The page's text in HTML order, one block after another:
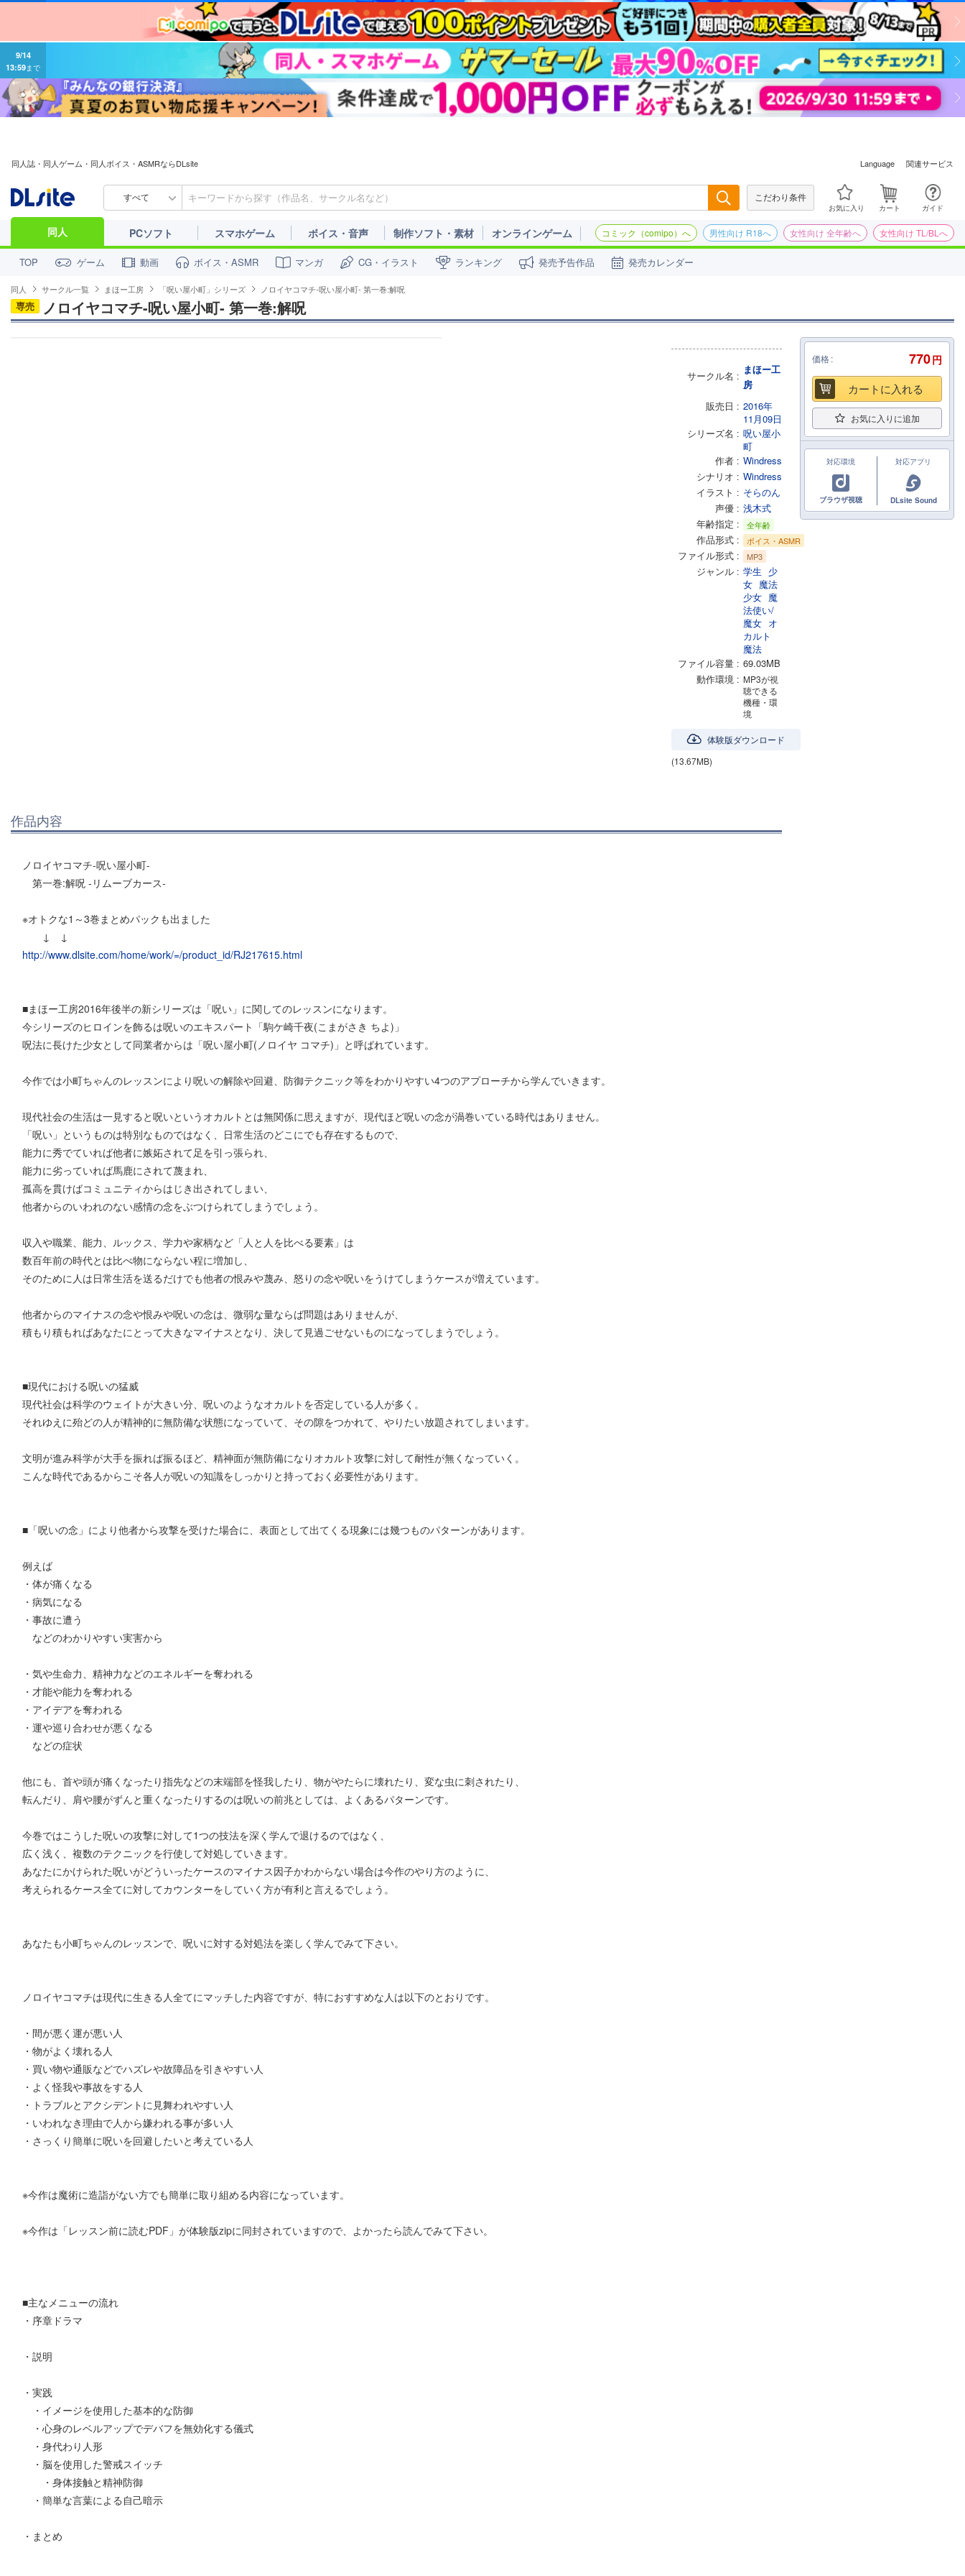
9/14
13:59 まで
同人誌・同人ゲーム・同人ボイス・ASMRならDLsite Language 関連サービス
すべて こだわり条件
お気に入り カート ガイド
同人 PCソフト スマホゲーム ボイス・音声 制作ソフト・素材 オンラインゲーム コミック（comipo）へ 男性向け R18へ 女性向け 全年齢へ 女性向け TL/BLへ
TOP ゲーム 動画 ボイス・ASMR マンガ CG・イラスト ランキング 発売予告作品 発売カレンダー
同人 サークル一覧 まほー工房 「呪い屋小町」シリーズ ノロイヤコマチ-呪い屋小町- 第一巻:解呪
専売 ノロイヤコマチ-呪い屋小町- 第一巻:解呪
サークル名
まほー工
房
販売日
2016年
11月09日
シリーズ名
呪い屋小
町
作者
Windress
シナリオ
Windress
イラスト
そらのん
声優
浅木式
年齢指定
全年齢
作品形式 ボイス・ASMR
ファイル形式 MP3
ジャンル 学生 少
女 魔法
少女 魔
法使い/
魔女 オ
カルト
魔法
ファイル容量
69.03MB
動作環境
MP3が視
聴できる
機種・環
境
体験版ダウンロード
(13.67MB)
作品内容
ノロイヤコマチ-呪い屋小町-
第一巻:解呪 -リムーブカース-
※オトクな1～3巻まとめパックも出ました
↓ ↓
http://www.dlsite.com/home/work/=/product_id/RJ217615.html
■まほー工房2016年後半の新シリーズは「呪い」に関してのレッスンになります。
今シリーズのヒロインを飾るは呪いのエキスパート「駒ケ崎千夜(こまがさき ちよ)」
呪法に長けた少女として同業者からは「呪い屋小町(ノロイヤ コマチ)」と呼ばれています。
今作では小町ちゃんのレッスンにより呪いの解除や回避、防御テクニック等をわかりやすい4つのアプローチから学んでいきます。
現代社会の生活は一見すると呪いというオカルトとは無関係に思えますが、現代ほど呪いの念が渦巻いている時代はありません。
「呪い」というものは特別なものではなく、日常生活のどこにでも存在するもので、
能力に秀でていれば他者に嫉妬されて足を引っ張られ、
能力に劣っていれば馬鹿にされて蔑まれ、
孤高を貫けばコミュニティからはじき出されてしまい、
他者からのいわれのない感情の念をぶつけられてしまうでしょう。
収入や職業、能力、ルックス、学力や家柄など「人と人を比べる要素」は
数百年前の時代とは比べ物にならない程に増加し、
そのために人は日常生活を送るだけでも他者の恨みや蔑み、怒りの念や呪いをうけてしまうケースが増えています。
他者からのマイナスの念や恨みや呪いの念は、微弱な量ならば問題はありませんが、
積もり積もればあなたにとって大きなマイナスとなり、決して見過ごせないものになってしまうでしょう。
■現代における呪いの猛威
現代社会は科学のウェイトが大きい分、呪いのようなオカルトを否定している人が多く。
それゆえに殆どの人が精神的に無防備な状態になっていて、その隙をつかれて、やりたい放題されてしまいます。
文明が進み科学が大手を振れば振るほど、精神面が無防備になりオカルト攻撃に対して耐性が無くなっていく。
こんな時代であるからこそ各人が呪いの知識をしっかりと持っておく必要性があります。
■「呪いの念」により他者から攻撃を受けた場合に、表面として出てくる現象には幾つものパターンがあります。
例えば
・体が痛くなる
・病気になる
・事故に遭う
などのわかりやすい実害から
・気や生命力、精神力などのエネルギーを奪われる
・才能や能力を奪われる
・アイデアを奪われる
・運や巡り合わせが悪くなる
などの症状
他にも、首や頭が痛くなったり指先などの末端部を怪我したり、物がやたらに壊れたり、変な虫に刺されたり、
転んだり、肩や腰がずんと重くなったりするのは呪いの前兆としては、よくあるパターンです。
今巻ではこうした呪いの攻撃に対して1つの技法を深く学んで退けるのではなく、
広く浅く、複数のテクニックを行使して対処していきます。
あなたにかけられた呪いがどういったケースのマイナス因子かわからない場合は今作のやり方のように、
考えられるケース全てに対してカウンターをしていく方が有利と言えるでしょう。
あなたも小町ちゃんのレッスンで、呪いに対する対処法を楽しく学んでみて下さい。
ノロイヤコマチは現代に生きる人全てにマッチした内容ですが、特におすすめな人は以下のとおりです。
・間が悪く運が悪い人
・物がよく壊れる人
・買い物や通販などでハズレや故障品を引きやすい人
・よく怪我や事故をする人
・トラブルとアクシデントに見舞われやすい人
・いわれなき理由で人から嫌われる事が多い人
・さっくり簡単に呪いを回避したいと考えている人
※今作は魔術に造詣がない方でも簡単に取り組める内容になっています。
※今作は「レッスン前に読むPDF」が体験版zipに同封されていますので、よかったら読んでみて下さい。
■主なメニューの流れ
・序章ドラマ
・説明
・実践
・イメージを使用した基本的な防御
・心身のレベルアップでデバフを無効化する儀式
・身代わり人形
・脳を使用した警戒スイッチ
・身体接触と精神防御
・簡単な言葉による自己暗示
・まとめ
価格 770円
カートに入れる
お気に入りに追加
対応環境
ブラウザ視聴
対応アプリ
DLsite Sound